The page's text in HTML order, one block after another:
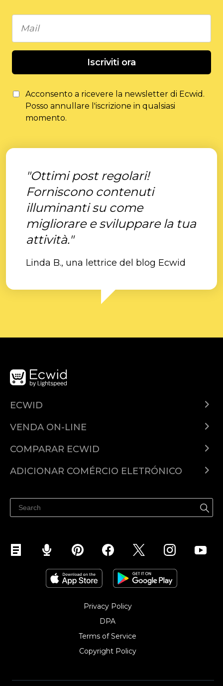
Iscriviti ora
Acconsento a ricevere la newsletter di Ecwid.
Posso annullare l'iscrizione in qualsiasi
momento.
"Ottimi post regolari!
Forniscono contenuti
illuminanti su come
migliorare e sviluppare la tua
attività."
Linda B., una lettrice del blog Ecwid
ECWID
Planos e preços
Central de ajuda
VENDA ON-LINE
Venda no Facebook
Venda no Instagram
COMPARAR ECWID
Ecwid vs. Woocommerce
ADICIONAR COMÉRCIO ELETRÓNICO
Ecwid para Squarespace
Ecwid para Wix
Ecwid para Weebly
Privacy Policy
DPA
Terms of Service
Copyright Policy‎